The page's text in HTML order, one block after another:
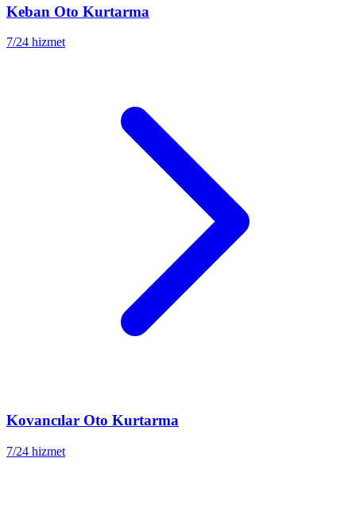
Keban Oto Kurtarma
7/24 hizmet
Kovancılar Oto Kurtarma
7/24 hizmet